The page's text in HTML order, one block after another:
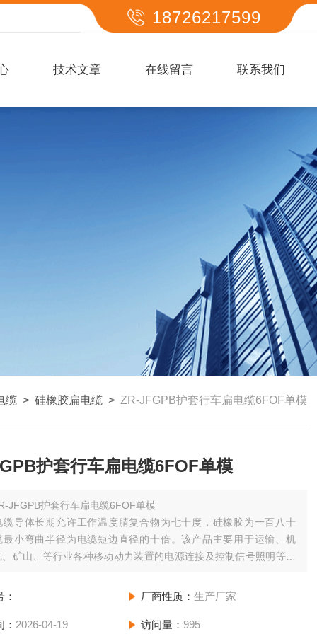
18726217599
技术文章 在线留言 联系我们
缆 > 硅橡胶扁电缆 > ZR-JFGPB护套行车扁电缆6FOF单模
护套行车扁电缆6FOF单模
JFGPB护套行车扁电缆6FOF单模
缆导体长期允许工作温度腈复合物为七十度，硅橡胶为一百八十
最小弯曲半径为电缆短边直径的十倍。该产品主要用于运输、机
矿山、等行业各种移动动力装置的电源连接及控制信号照明等。
境温度应不得低于零下四十度，丁晴氯乙烯聚合物电缆不得高于七
厂商性质： 生产厂家
2026-04-19 访问量： 995